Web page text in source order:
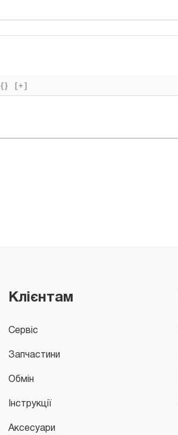
{} [+]
Клієнтам
Сервіс
Запчастини
Обмін
Інструкції
Аксесуари